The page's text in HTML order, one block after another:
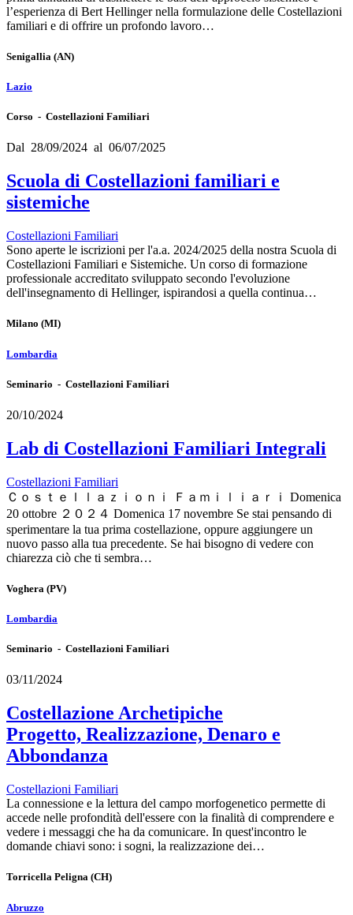
l’esperienza di Bert Hellinger nella formulazione delle Costellazioni
familiari e di offrire un profondo lavoro…
Senigallia (AN)
Lazio
Corso - Costellazioni Familiari
Dal 28/09/2024 al 06/07/2025
Scuola di Costellazioni familiari e
sistemiche
Costellazioni Familiari
Sono aperte le iscrizioni per l'a.a. 2024/2025 della nostra Scuola di
Costellazioni Familiari e Sistemiche. Un corso di formazione
professionale accreditato sviluppato secondo l'evoluzione
dell'insegnamento di Hellinger, ispirandosi a quella continua…
Milano (MI)
Lombardia
Seminario - Costellazioni Familiari
20/10/2024
Lab di Costellazioni Familiari Integrali
Costellazioni Familiari
Ｃｏｓｔｅｌｌａｚｉｏｎｉ Ｆａｍｉｌｉａｒｉ Domenica
20 ottobre ２０２４ Domenica 17 novembre Se stai pensando di
sperimentare la tua prima costellazione, oppure aggiungere un
nuovo passo alla tua precedente. Se hai bisogno di vedere con
chiarezza ciò che ti sembra…
Voghera (PV)
Lombardia
Seminario - Costellazioni Familiari
03/11/2024
Costellazione Archetipiche
Progetto, Realizzazione, Denaro e
Abbondanza
Costellazioni Familiari
La connessione e la lettura del campo morfogenetico permette di
accede nelle profondità dell'essere con la finalità di comprendere e
vedere i messaggi che ha da comunicare. In quest'incontro le
domande chiavi sono: i sogni, la realizzazione dei…
Torricella Peligna (CH)
Abruzzo